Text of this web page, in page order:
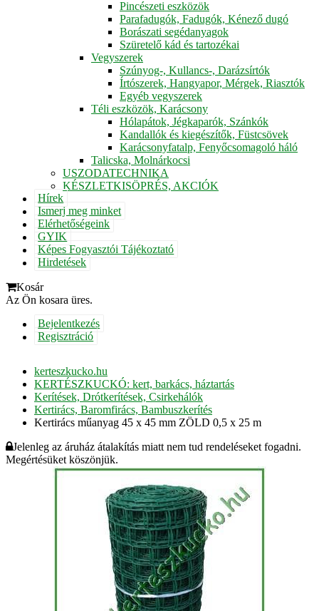
Pincészeti eszközök
Parafadugók, Fadugók, Kénező dugó
Borászati segédanyagok
Szüretelő kád és tartozékai
Vegyszerek
Szúnyog-, Kullancs-, Darázsírtók
Írtószerek, Hangyapor, Mérgek, Riasztók
Egyéb vegyszerek
Téli eszközök, Karácsony
Hólapátok, Jégkaparók, Szánkók
Kandallók és kiegészítők, Füstcsövek
Karácsonyfatalp, Fenyőcsomagoló háló
Talicska, Molnárkocsi
USZODATECHNIKA
KÉSZLETKISÖPRÉS, AKCIÓK
Hírek
Ismerj meg minket
Elérhetőségeink
GYIK
Képes Fogyasztói Tájékoztató
Hirdetések
Kosár
Az Ön kosara üres.
Bejelentkezés
Regisztráció
kerteszkucko.hu
KERTÉSZKUCKÓ: kert, barkács, háztartás
Kerítések, Drótkerítések, Csirkehálók
Kertirács, Baromfirács, Bambuszkerítés
Kertirács műanyag 45 x 45 mm ZÖLD 0,5 x 25 m
Jelenleg az áruház átalakítás miatt nem tud rendeléseket fogadni.
Megértésüket köszönjük.